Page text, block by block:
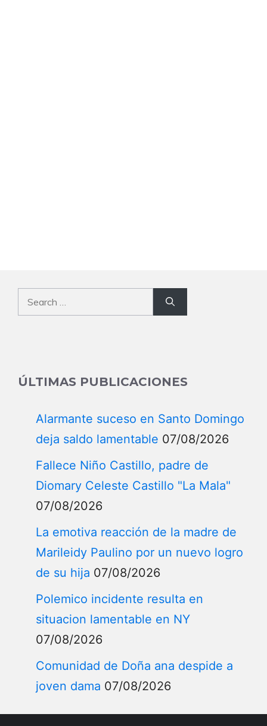
Search
for:
ÚLTIMAS PUBLICACIONES
Alarmante suceso en Santo Domingo
deja saldo lamentable 07/08/2026
Fallece Niño Castillo, padre de
Diomary Celeste Castillo "La Mala"
07/08/2026
La emotiva reacción de la madre de
Marileidy Paulino por un nuevo logro
de su hija 07/08/2026
Polemico incidente resulta en
situacion lamentable en NY
07/08/2026
Comunidad de Doña ana despide a
joven dama 07/08/2026